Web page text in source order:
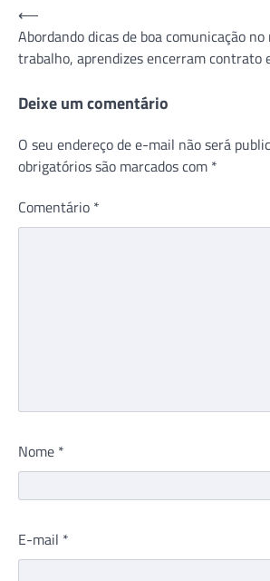
Navegação
de
Post
⟵
Abordando dicas de boa comunicação no
trabalho, aprendizes encerram contrato
Deixe um comentário
O seu endereço de e-mail não será
obrigatórios são marcados com *
Comentário *
Nome *
E-mail *